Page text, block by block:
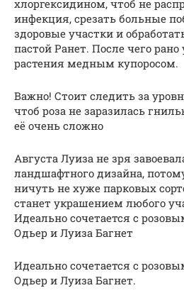
хлоргексидином, чтоб не
инфекция, срезать больные
здоровые участки и
пастой Ранет. После чего
растения медным купоросом.
Важно! Стоит следить за
чтоб роза не заразилась
её очень сложно
Августа Луиза не зря
ландшафтного дизайна,
ничуть не хуже парковых
станет украшением любого
Идеально сочетается с
Одьер и Луиза Багнет
Идеально сочетается с
Одьер и Луиза Багнет.